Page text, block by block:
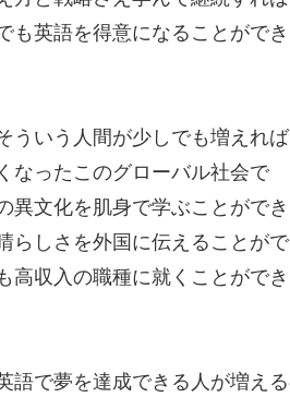
も英語を得意になることができ
ういう人間が少しでも増えれば
なったこのグローバル社会で
異文化を肌身で学ぶことができ
らしさを外国に伝えることがで
高収入の職種に就くことができ
語で夢を達成できる人が増え